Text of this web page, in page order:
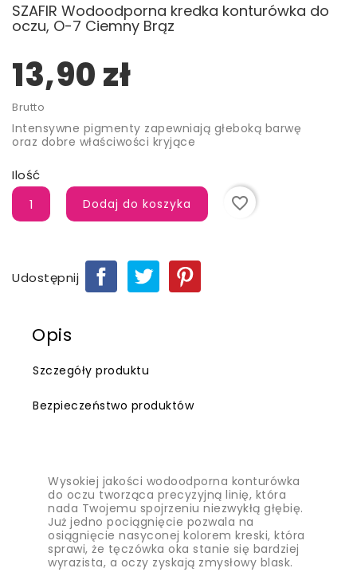
SZAFIR Wodoodporna kredka konturówka do
oczu, O-7 Ciemny Brąz
13,90 zł
Brutto
Intensywne pigmenty zapewniają głeboką barwę
oraz dobre właściwości kryjące
Ilość
Dodaj do koszyka favorite_border
Udostępnij
Opis
Szczegóły produktu
Bezpieczeństwo produktów
Wysokiej jakości wodoodporna konturówka
do oczu tworząca precyzyjną linię, która
nada Twojemu spojrzeniu niezwykłą głębię.
Już jedno pociągnięcie pozwala na
osiągnięcie nasyconej kolorem kreski, która
sprawi, że tęczówka oka stanie się bardziej
wyrazista, a oczy zyskają zmysłowy blask.